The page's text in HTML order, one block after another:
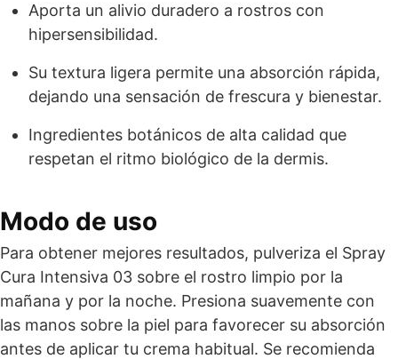
Aporta un alivio duradero a rostros con
hipersensibilidad.
Su textura ligera permite una absorción rápida,
dejando una sensación de frescura y bienestar.
Ingredientes botánicos de alta calidad que
respetan el ritmo biológico de la dermis.
Modo de uso
Para obtener mejores resultados, pulveriza el Spray
Cura Intensiva 03 sobre el rostro limpio por la
mañana y por la noche. Presiona suavemente con
las manos sobre la piel para favorecer su absorción
antes de aplicar tu crema habitual. Se recomienda